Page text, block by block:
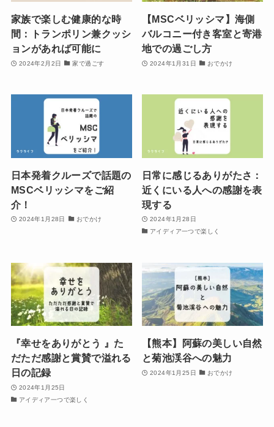
家族で楽しむ健康的な時
間：トランポリン兼クッシ
ョンがあれば可能に
2024年2月2日 家で過ごす
【MSCベリッシマ】海側
バルコニー付き客室と寄港
地での過ごし方
2024年1月31日 おでかけ
日本発着クルーズで話題の
MSCベリッシマをご紹
介！
2024年1月28日 おでかけ
日常に感じるありがたさ：
近くにいる人への感謝を表
現する
2024年1月28日
アイディア一つで楽しく
『幸せをありがとう 』た
だただ感謝と賞賛で溢れる
日の記録
2024年1月25日
アイディア一つで楽しく
【熊本】阿蘇の美しい自然
と菊池渓谷への魅力
2024年1月25日 おでかけ